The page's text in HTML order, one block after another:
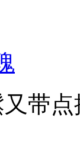
带